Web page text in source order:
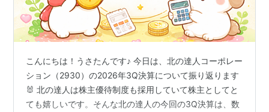
こんにちは！うさたんです♪ 今日は、北の達人コーポレー
ション（2930）の2026年3Q決算について振り返ります
🐰 北の達人は株主優待制度も採用していて株主としてと
ても嬉しいです。そんな北の達人の今回の3Q決算は、数